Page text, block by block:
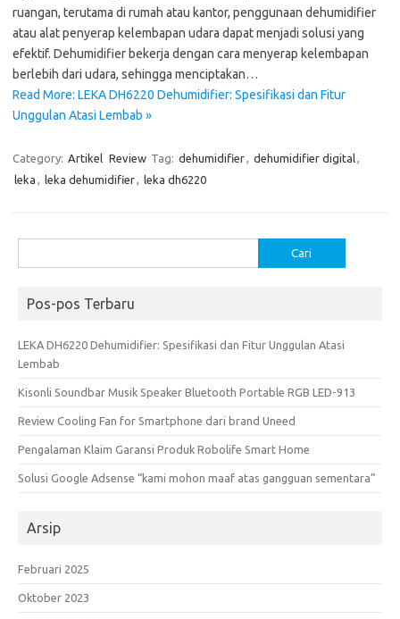
ruangan, terutama di rumah atau kantor, penggunaan dehumidifier
atau alat penyerap kelembapan udara dapat menjadi solusi yang
efektif. Dehumidifier bekerja dengan cara menyerap kelembapan
berlebih dari udara, sehingga menciptakan…
Read More: LEKA DH6220 Dehumidifier: Spesifikasi dan Fitur
Unggulan Atasi Lembab »
Category: Artikel Review Tag: dehumidifier, dehumidifier digital,
leka , leka dehumidifier, leka dh6220
untuk:
Pos-pos Terbaru
LEKA DH6220 Dehumidifier: Spesifikasi dan Fitur Unggulan Atasi
Lembab
Kisonli Soundbar Musik Speaker Bluetooth Portable RGB LED-913
Review Cooling Fan for Smartphone dari brand Uneed
Pengalaman Klaim Garansi Produk Robolife Smart Home
Solusi Google Adsense “kami mohon maaf atas gangguan sementara”
Arsip
Februari 2025
Oktober 2023